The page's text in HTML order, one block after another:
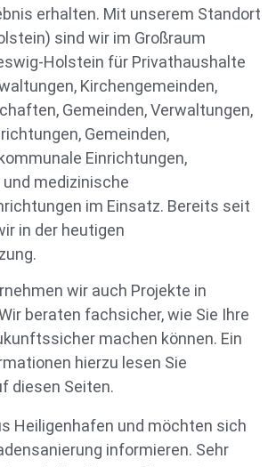
erhalten. Mit unserem Standort
sind wir im Großraum
Holstein für Privathaushalte
Kirchengemeinden,
Gemeinden, Verwaltungen,
Gemeinden,
Einrichtungen,
medizinische
im Einsatz. Bereits seit
in der heutigen
wir auch Projekte in
beraten fachsicher, wie Sie Ihre
machen können. Ein
hierzu lesen Sie
diesen Seiten.
Heiligenhafen und möchten sich
informieren. Sehr